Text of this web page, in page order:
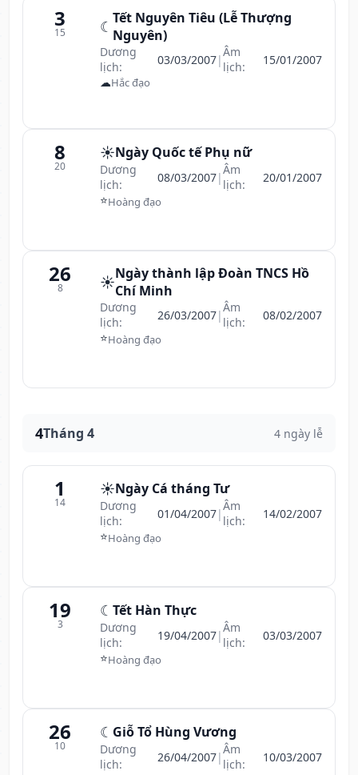
3
15 ☾ Tết Nguyên Tiêu (Lễ Thượng
Nguyên)
Dương
lịch:
03/03/2007|Âm
lịch:
15/01/2007
☁Hắc đạo
8
20
☀️Ngày Quốc tế Phụ nữ
Dương
lịch:
08/03/2007|Âm
lịch:
20/01/2007
⭐Hoàng đạo
26
8 ☀️Ngày thành lập Đoàn TNCS Hồ
Chí Minh
Dương
lịch:
26/03/2007|Âm
lịch:
08/02/2007
⭐Hoàng đạo
4Tháng 4 4 ngày lễ
1
14
☀️Ngày Cá tháng Tư
Dương
lịch:
01/04/2007|Âm
lịch:
14/02/2007
⭐Hoàng đạo
19
3
☾ Tết Hàn Thực
Dương
lịch:
19/04/2007|Âm
lịch:
03/03/2007
⭐Hoàng đạo
26
10
☾ Giỗ Tổ Hùng Vương
Dương
lịch:
26/04/2007|Âm
lịch:
10/03/2007